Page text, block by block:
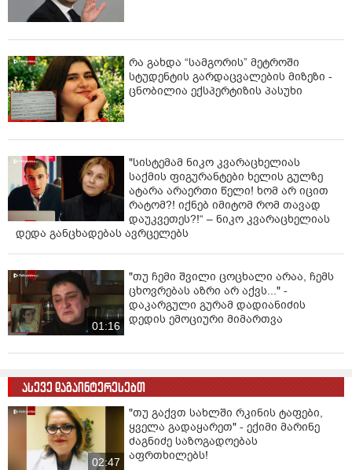
რა გახდა “სამგორის” მეტროში
სტუდენტის გარდაცვალების მიზეზი -
ცნობილია ექსპერტიზის პასუხი
"სისტემამ ნიკო კვარაცხელიას
საქმის ფიგურანტები ხელის გულზე
ატარა არაერთი წელი! ხომ არ იცით
რატომ?! იქნებ იმიტომ რომ თავად
დაუკვეთეს?!“ – ნიკო კვარაცხელიას
დედა განცხადებას ავრცელებს
01:16
"თუ ჩემი შვილი ცოცხალი არაა, ჩემს
ცხოვრებას აზრი არ აქვს..." -
დაკარგული გურამ დადიანიძის
დედის ემოციური მიმართვა
ასევე დაგაინტერესებთ
02:47
"თუ გაქვთ სახლში რკინის ტაფები,
ყველა გადაყარეთ" - ექიმი მარინე
ძაგნიძე საზოგადოებას
აფრთხილებს!